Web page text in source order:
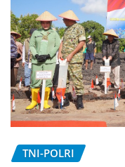
TNI-POLRI